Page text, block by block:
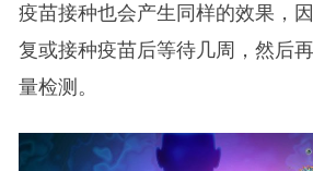
疫苗接种也会产生同样的效果，
复或接种疫苗后等待几周，然后
量检测。